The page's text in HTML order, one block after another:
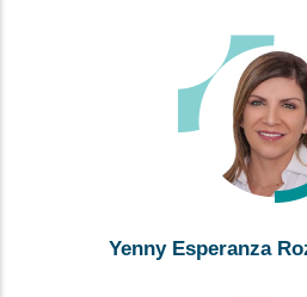
Yenny Esperanza